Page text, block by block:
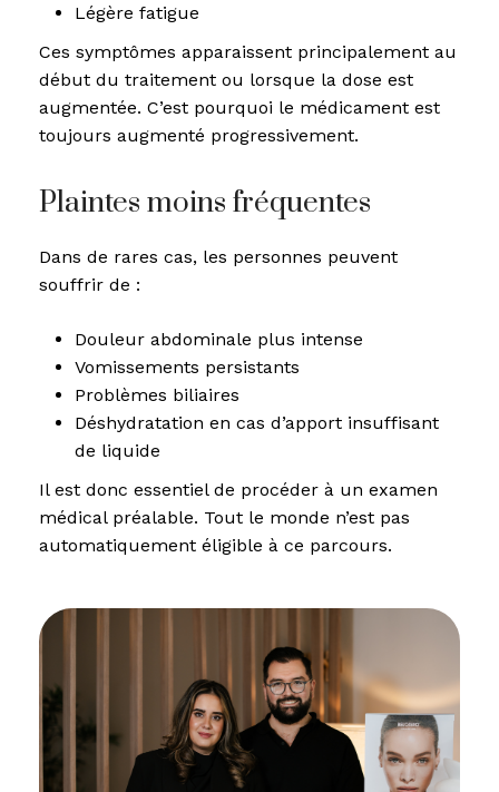
Légère fatigue
Ces symptômes apparaissent principalement au
début du traitement ou lorsque la dose est
augmentée. C’est pourquoi le médicament est
toujours augmenté progressivement.
Plaintes moins fréquentes
Dans de rares cas, les personnes peuvent
souffrir de :
Douleur abdominale plus intense
Vomissements persistants
Problèmes biliaires
Déshydratation en cas d’apport insuffisant
de liquide
Il est donc essentiel de procéder à un examen
médical préalable. Tout le monde n’est pas
automatiquement éligible à ce parcours.